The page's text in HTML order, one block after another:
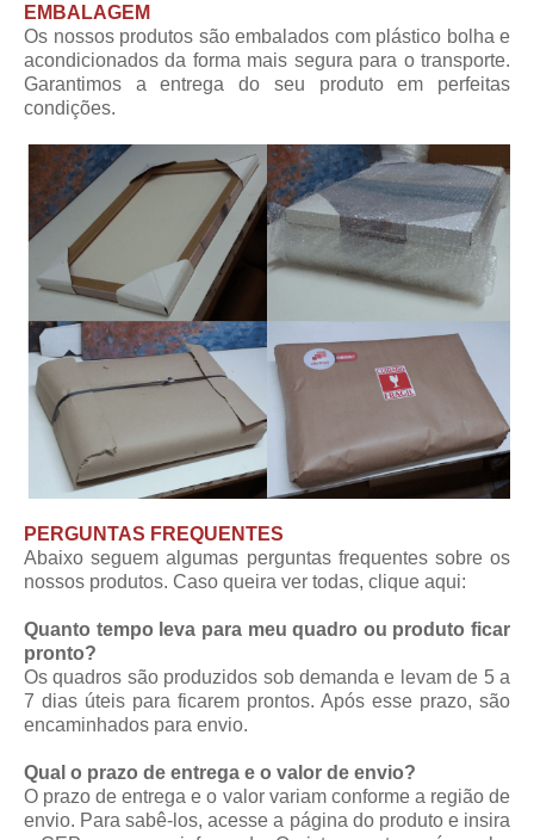
EMBALAGEM
Os nossos produtos são embalados com plástico bolha e
acondicionados da forma mais segura para o transporte.
Garantimos a entrega do seu produto em perfeitas
condições.
PERGUNTAS FREQUENTES
Abaixo seguem algumas perguntas frequentes sobre os
nossos produtos. Caso queira ver todas, clique aqui:
Quanto tempo leva para meu quadro ou produto ficar
pronto?
Os quadros são produzidos sob demanda e levam de 5 a
7 dias úteis para ficarem prontos. Após esse prazo, são
encaminhados para envio.
Qual o prazo de entrega e o valor de envio?
O prazo de entrega e o valor variam conforme a região de
envio. Para sabê-los, acesse a página do produto e insira